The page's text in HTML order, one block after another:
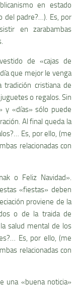
en estado
del padre?…). Es, por
en zarabambas
de «cajas de
que mejor le venga
cristiana de
o regalos. Sin
y «dí­as» sólo puede
Al final queda la
Es, por ello, (me
relacionadas con
o Feliz Navidad».
«fiestas» deben
proviene de la
o de la traida de
la salud mental de los
Es, por ello, (me
relacionadas con
«buena noticia»